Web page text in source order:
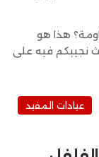
هذا هو
نجيبكم فيه على
عيادات المفيد